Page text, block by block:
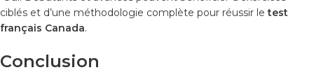
ciblés et d’une méthodologie complète pour réussir letest
français Canada.
Conclusion